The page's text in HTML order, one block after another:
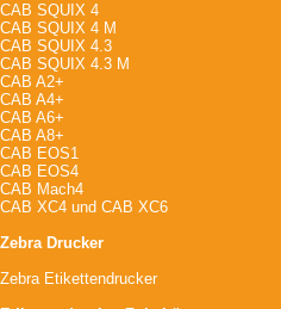
CAB SQUIX 4
CAB SQUIX 4 M
CAB SQUIX 4.3
CAB SQUIX 4.3 M
CAB A2+
CAB A4+
CAB A6+
CAB A8+
CAB EOS1
CAB EOS4
CAB Mach4
CAB XC4 und CAB XC6
Zebra Drucker
Zebra Etikettendrucker